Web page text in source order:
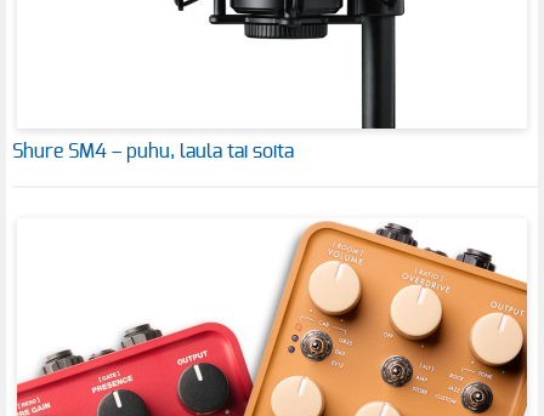
Shure SM4 – puhu, laula tai soita